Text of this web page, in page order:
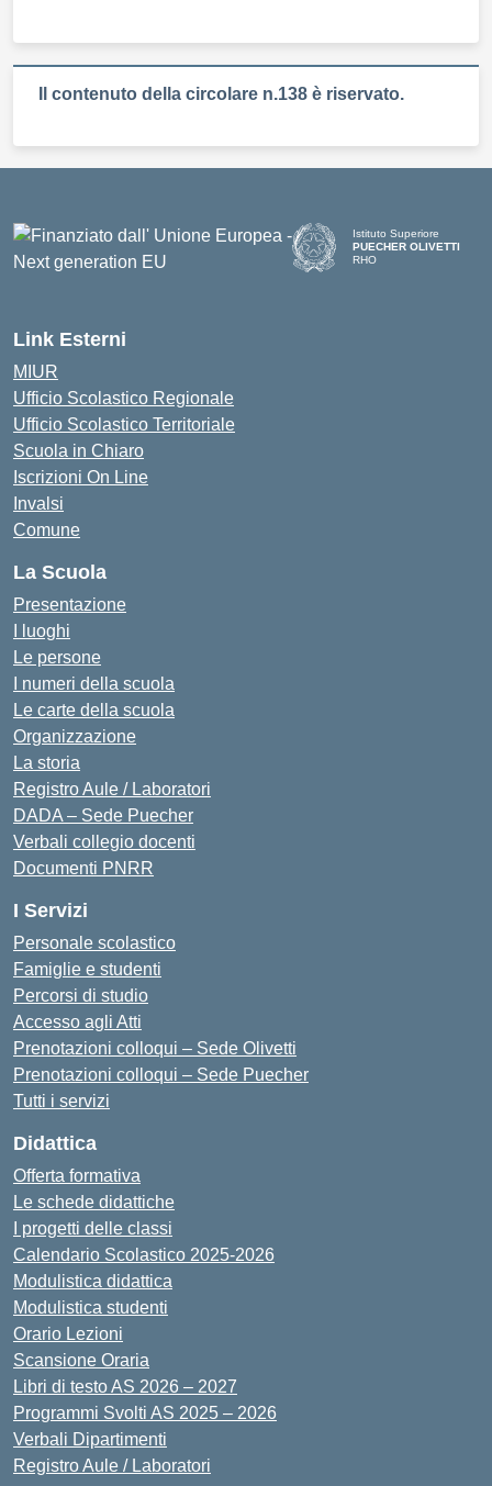
Il contenuto della circolare n.138 è riservato.
Istituto Superiore
PUECHER OLIVETTI
RHO
Link Esterni
MIUR
Ufficio Scolastico Regionale
Ufficio Scolastico Territoriale
Scuola in Chiaro
Iscrizioni On Line
Invalsi
Comune
La Scuola
Presentazione
I luoghi
Le persone
I numeri della scuola
Le carte della scuola
Organizzazione
La storia
Registro Aule / Laboratori
DADA – Sede Puecher
Verbali collegio docenti
Documenti PNRR
I Servizi
Personale scolastico
Famiglie e studenti
Percorsi di studio
Accesso agli Atti
Prenotazioni colloqui – Sede Olivetti
Prenotazioni colloqui – Sede Puecher
Tutti i servizi
Didattica
Offerta formativa
Le schede didattiche
I progetti delle classi
Calendario Scolastico 2025-2026
Modulistica didattica
Modulistica studenti
Orario Lezioni
Scansione Oraria
Libri di testo AS 2026 – 2027
Programmi Svolti AS 2025 – 2026
Verbali Dipartimenti
Registro Aule / Laboratori